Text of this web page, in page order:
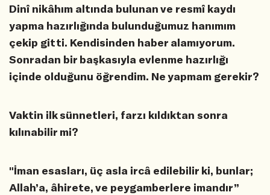
Dinî nikâhım altında bulunan ve resmî kaydı
yapma hazırlığında bulunduğumuz hanımım
çekip gitti. Kendisinden haber alamıyorum.
Sonradan bir başkasıyla evlenme hazırlığı
içinde olduğunu öğrendim. Ne yapmam gerekir?
Vaktin ilk sünnetleri, farzı kıldıktan sonra
kılınabilir mi?
"İman esasları, üç asla ircâ edilebilir ki, bunlar;
Allah’a, âhirete, ve peygamberlere imandır”